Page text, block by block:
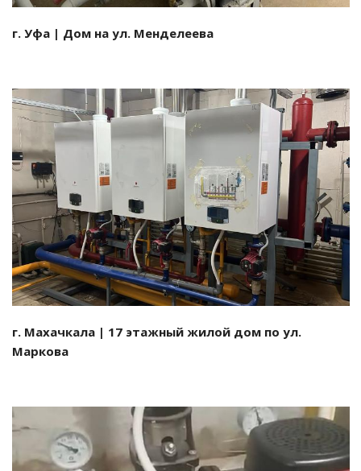
г. Уфа | Дом на ул. Менделеева
Смотреть проект
г. Махачкала | 17 этажный жилой дом по ул.
Маркова